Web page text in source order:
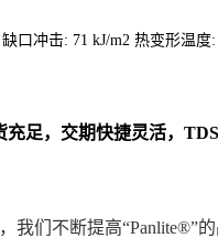
口冲击: 71 kJ/m2 热变形
充足，交期快捷灵活，
们不断提高“Panlite®”